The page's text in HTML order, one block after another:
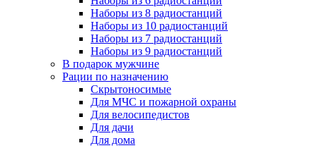
Наборы из 8 радиостанций
Наборы из 10 радиостанций
Наборы из 7 радиостанций
Наборы из 9 радиостанций
В подарок мужчине
Рации по назначению
Скрытоносимые
Для МЧС и пожарной охраны
Для велосипедистов
Для дачи
Для дома